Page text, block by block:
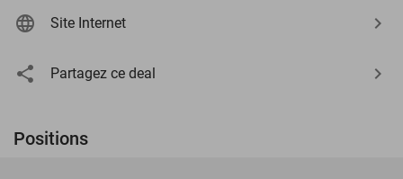
Site Internet
Partagez ce deal
Positions